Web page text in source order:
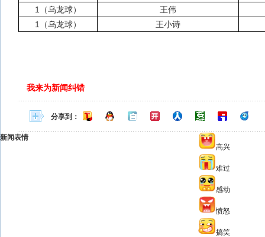
1（乌龙球）
王伟
1（乌龙球）
王小诗
我来为新闻纠错
分享到：
新闻表情
高兴
难过
感动
愤怒
搞笑